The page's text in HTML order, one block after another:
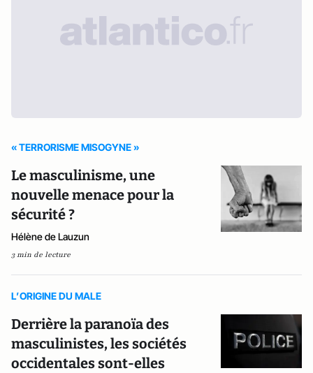
« TERRORISME MISOGYNE »
Le masculinisme, une
nouvelle menace pour la
sécurité ?
Hélène de Lauzun
3 min de lecture
L’ORIGINE DU MALE
Derrière la paranoïa des
masculinistes, les sociétés
occidentales sont-elles